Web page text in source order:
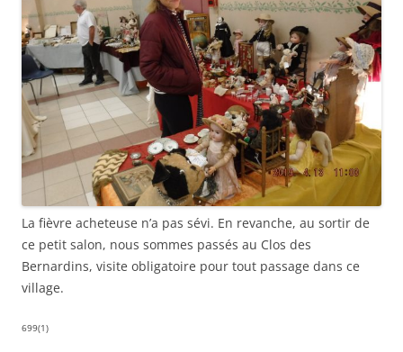
La fièvre acheteuse n’a pas sévi. En revanche, au sortir de
ce petit salon, nous sommes passés au Clos des
Bernardins, visite obligatoire pour tout passage dans ce
village.
699(1)